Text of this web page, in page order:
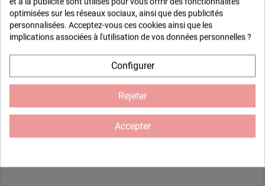
Fiche technique
Tous types de finitions
possibles, peinture, papier,
mosaïque, collage, etc
Composition Medium Certifié PEFC 100%
optimisées sur les réseaux sociaux, ainsi que des publicités
personnalisées. Acceptez-vous ces cookies ainsi que les
implications associées à l'utilisation de vos données personnelles ?
Configurer
Rejeter
Accepter